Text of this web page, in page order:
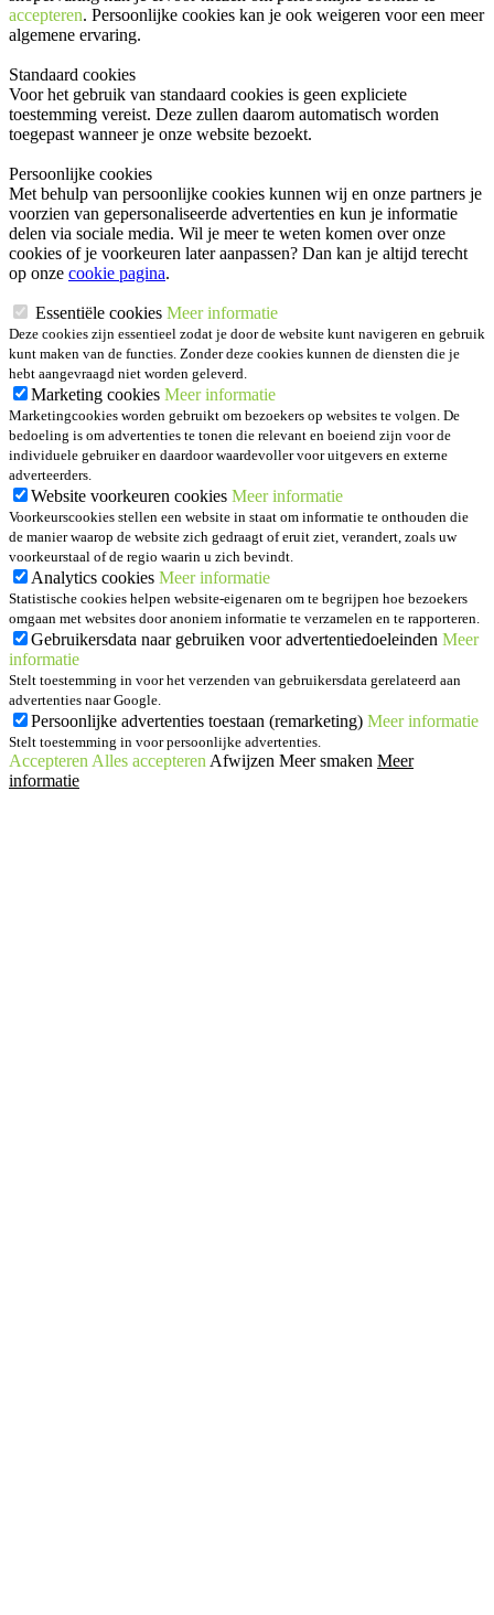
accepteren. Persoonlijke cookies kan je ook weigeren voor een meer
algemene ervaring.
Standaard cookies
Voor het gebruik van standaard cookies is geen expliciete
toestemming vereist. Deze zullen daarom automatisch worden
toegepast wanneer je onze website bezoekt.
Persoonlijke cookies
Met behulp van persoonlijke cookies kunnen wij en onze partners je
voorzien van gepersonaliseerde advertenties en kun je informatie
delen via sociale media. Wil je meer te weten komen over onze
cookies of je voorkeuren later aanpassen? Dan kan je altijd terecht
op onze cookie pagina.
Essentiële cookies Meer informatie
Deze cookies zijn essentieel zodat je door de website kunt navigeren en gebruik
kunt maken van de functies. Zonder deze cookies kunnen de diensten die je
hebt aangevraagd niet worden geleverd.
Marketing cookies Meer informatie
Marketingcookies worden gebruikt om bezoekers op websites te volgen. De
bedoeling is om advertenties te tonen die relevant en boeiend zijn voor de
individuele gebruiker en daardoor waardevoller voor uitgevers en externe
adverteerders.
Website voorkeuren cookies Meer informatie
Voorkeurscookies stellen een website in staat om informatie te onthouden die
de manier waarop de website zich gedraagt of eruit ziet, verandert, zoals uw
voorkeurstaal of de regio waarin u zich bevindt.
Analytics cookies Meer informatie
Statistische cookies helpen website-eigenaren om te begrijpen hoe bezoekers
omgaan met websites door anoniem informatie te verzamelen en te rapporteren.
Gebruikersdata naar gebruiken voor advertentiedoeleinden Meer
informatie
Stelt toestemming in voor het verzenden van gebruikersdata gerelateerd aan
advertenties naar Google.
Persoonlijke advertenties toestaan (remarketing) Meer informatie
Stelt toestemming in voor persoonlijke advertenties.
Accepteren Alles accepteren Afwijzen Meer smaken Meer
informatie